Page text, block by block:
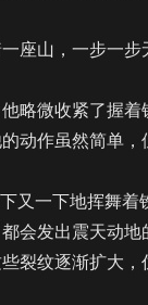
山，一步一步
微收紧了握着
动作虽然简单
一下地挥舞着
发出震天动地
裂纹逐渐扩大